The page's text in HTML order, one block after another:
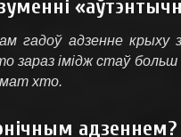
гадоў адзенне крыху
зараз імідж стаў
хто.
адзеннем?